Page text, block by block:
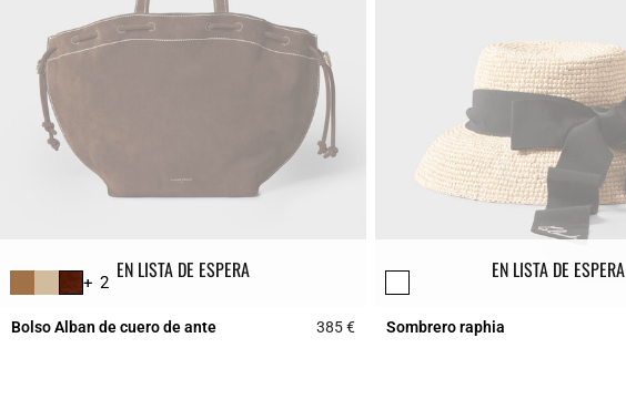
EN LISTA DE ESPERA
+ 2
Bolso Alban de cuero de ante 385 €5 out of 5 Customer Rating
EN LISTA DE ESPERA
Sombrero raphia